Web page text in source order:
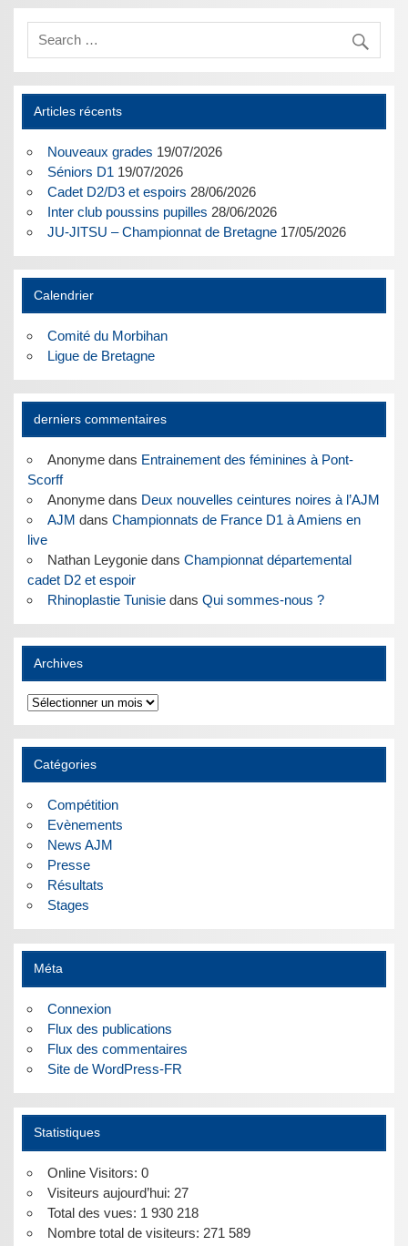
Articles récents
Nouveaux grades 19/07/2026
Séniors D1 19/07/2026
Cadet D2/D3 et espoirs 28/06/2026
Inter club poussins pupilles 28/06/2026
JU-JITSU – Championnat de Bretagne 17/05/2026
Calendrier
Comité du Morbihan
Ligue de Bretagne
derniers commentaires
Anonymedans Entrainement des féminines à Pont-
Scorff
Anonymedans Deux nouvelles ceintures noires à l’AJM
AJM dans Championnats de France D1 à Amiens en
live
Nathan Leygoniedans Championnat départemental
cadet D2 et espoir
Rhinoplastie Tunisiedans Qui sommes-nous ?
Archives
Archives
Catégories
Compétition
Evènements
News AJM
Presse
Résultats
Stages
Méta
Connexion
Flux des publications
Flux des commentaires
Site de WordPress-FR
Statistiques
Online Visitors: 0
Visiteurs aujourd’hui: 27
Total des vues: 1 930 218
Nombre total de visiteurs: 271 589